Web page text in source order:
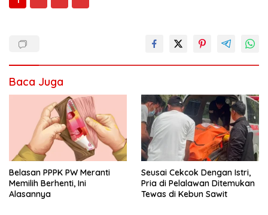
Baca Juga
Belasan PPPK PW Meranti
Memilih Berhenti, Ini
Alasannya
Seusai Cekcok Dengan Istri,
Pria di Pelalawan Ditemukan
Tewas di Kebun Sawit